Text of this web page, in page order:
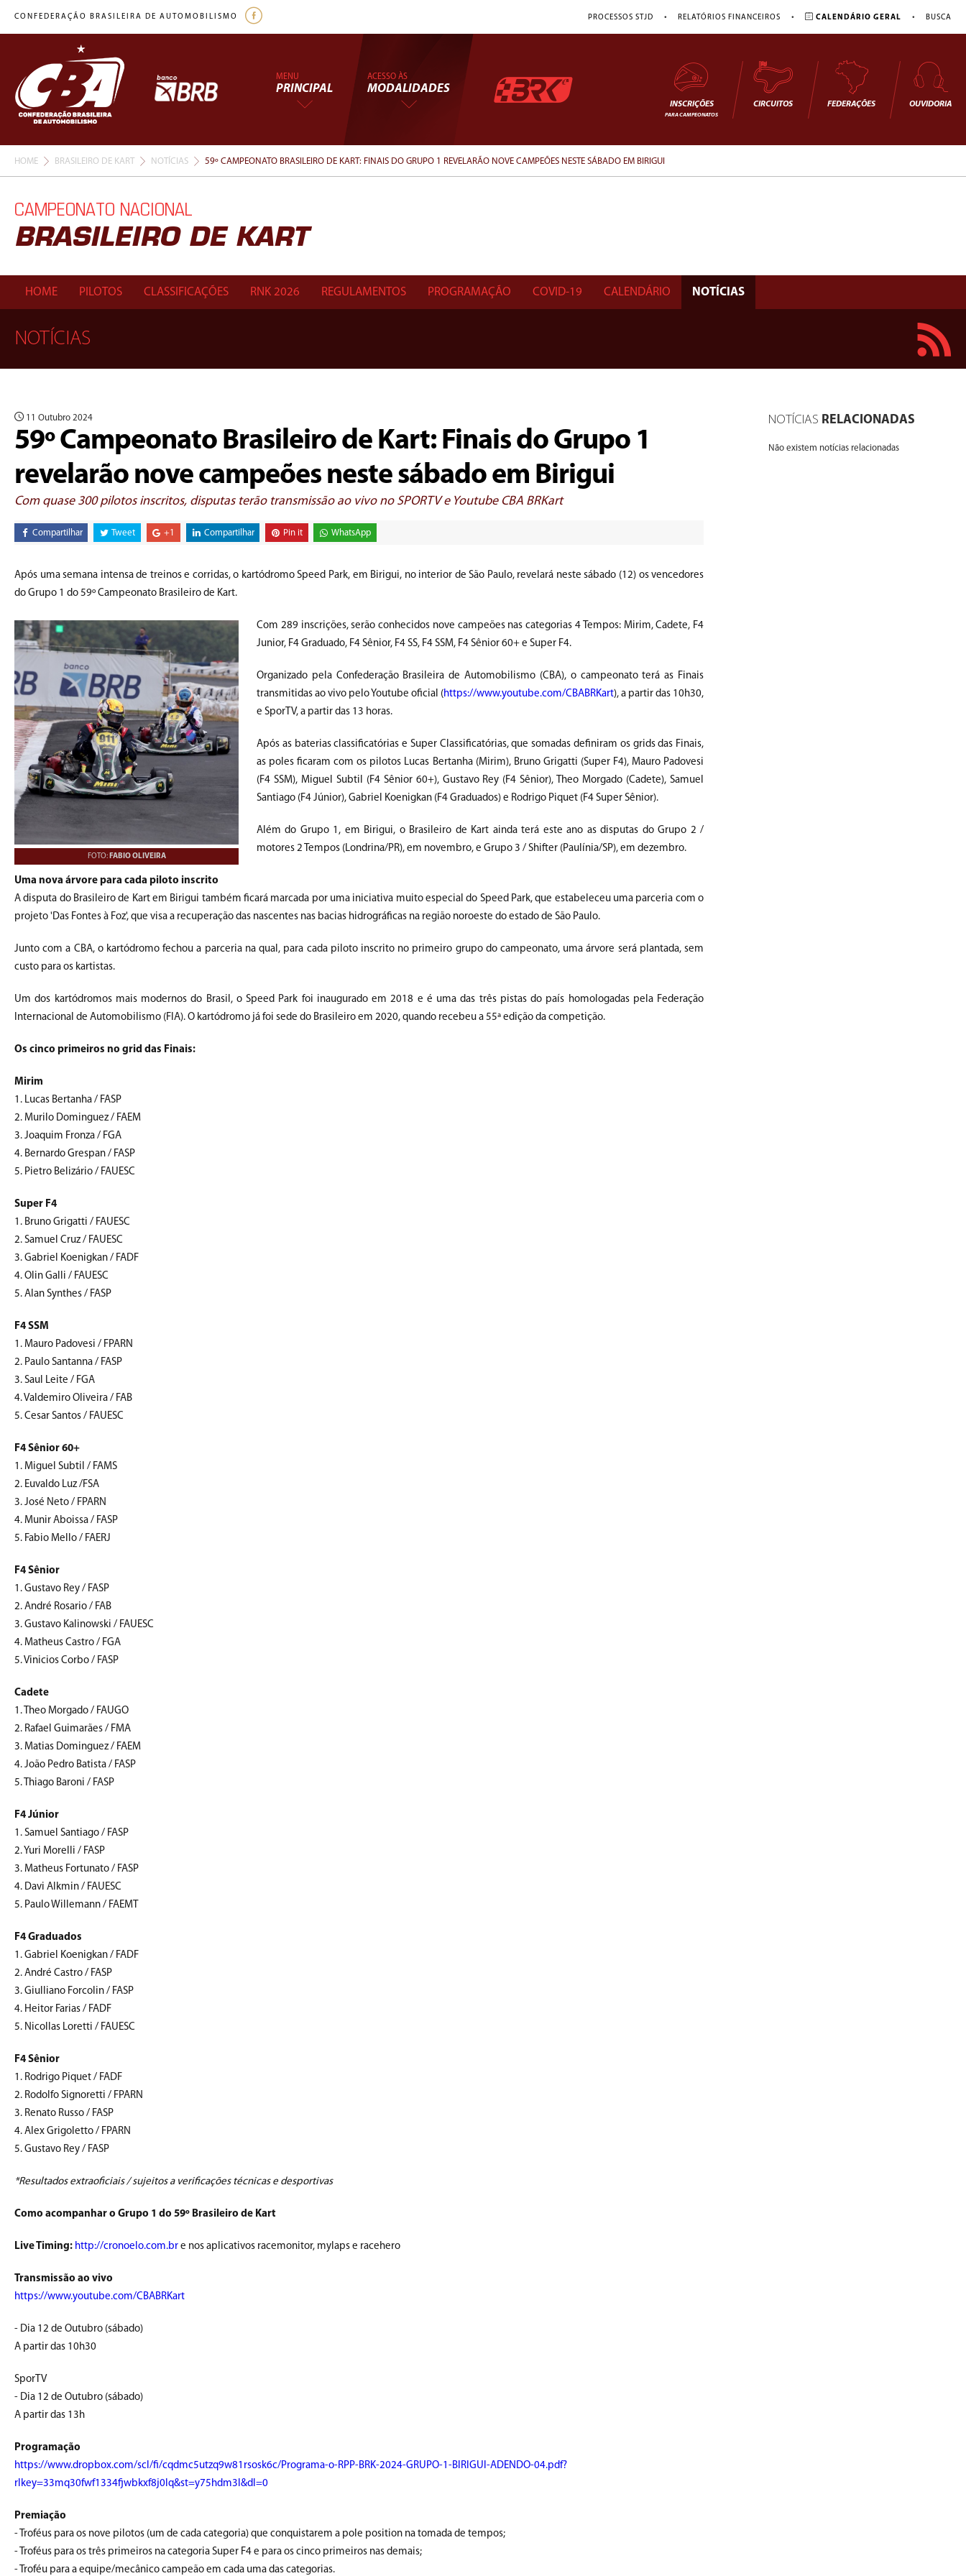
CONFEDERAÇÃO BRASILEIRA DE AUTOMOBILISMO PROCESSOS STJD • RELATÓRIOS FINANCEIROS • CALENDÁRIO GERAL • BUSCA
MENU
PRINCIPAL
ACESSO ÀS
MODALIDADES
INSCRIÇÕES
PARA CAMPEONATOS
CIRCUITOS FEDERAÇÕES OUVIDORIA
HOME BRASILEIRO DE KART NOTÍCIAS 59º CAMPEONATO BRASILEIRO DE KART: FINAIS DO GRUPO 1 REVELARÃO NOVE CAMPEÕES NESTE SÁBADO EM BIRIGUI
CAMPEONATO NACIONAL
BRASILEIRO DE KART
HOME PILOTOS CLASSIFICAÇÕES RNK 2026 REGULAMENTOS PROGRAMAÇÃO COVID-19 CALENDÁRIO NOTÍCIAS
NOTÍCIAS
11 Outubro 2024
59º Campeonato Brasileiro de Kart: Finais do Grupo 1
revelarão nove campeões neste sábado em Birigui
Com quase 300 pilotos inscritos, disputas terão transmissão ao vivo no SPORTV e Youtube CBA BRKart
Compartilhar Tweet +1 Compartilhar Pin it WhatsApp
Após uma semana intensa de treinos e corridas, o kartódromo Speed Park, em Birigui, no interior de São Paulo, revelará neste sábado (12) os vencedores
do Grupo 1 do 59º Campeonato Brasileiro de Kart.
FOTO: FABIO OLIVEIRA
Com 289 inscrições, serão conhecidos nove campeões nas categorias 4 Tempos: Mirim, Cadete, F4
Junior, F4 Graduado, F4 Sênior, F4 SS, F4 SSM, F4 Sênior 60+ e Super F4.
Organizado pela Confederação Brasileira de Automobilismo (CBA), o campeonato terá as Finais
transmitidas ao vivo pelo Youtube oficial (https://www.youtube.com/CBABRKart), a partir das 10h30,
e SporTV, a partir das 13 horas.
Após as baterias classificatórias e Super Classificatórias, que somadas definiram os grids das Finais,
as poles ficaram com os pilotos Lucas Bertanha (Mirim), Bruno Grigatti (Super F4), Mauro Padovesi
(F4 SSM), Miguel Subtil (F4 Sênior 60+), Gustavo Rey (F4 Sênior), Theo Morgado (Cadete), Samuel
Santiago (F4 Júnior), Gabriel Koenigkan (F4 Graduados) e Rodrigo Piquet (F4 Super Sênior).
Além do Grupo 1, em Birigui, o Brasileiro de Kart ainda terá este ano as disputas do Grupo 2 /
motores 2 Tempos (Londrina/PR), em novembro, e Grupo 3 / Shifter (Paulínia/SP), em dezembro.
Uma nova árvore para cada piloto inscrito
A disputa do Brasileiro de Kart em Birigui também ficará marcada por uma iniciativa muito especial do Speed Park, que estabeleceu uma parceria com o
projeto 'Das Fontes à Foz', que visa a recuperação das nascentes nas bacias hidrográficas na região noroeste do estado de São Paulo.
Junto com a CBA, o kartódromo fechou a parceria na qual, para cada piloto inscrito no primeiro grupo do campeonato, uma árvore será plantada, sem
custo para os kartistas.
Um dos kartódromos mais modernos do Brasil, o Speed Park foi inaugurado em 2018 e é uma das três pistas do país homologadas pela Federação
Internacional de Automobilismo (FIA). O kartódromo já foi sede do Brasileiro em 2020, quando recebeu a 55ª edição da competição.
Os cinco primeiros no grid das Finais:
Mirim
1. Lucas Bertanha / FASP
2. Murilo Dominguez / FAEM
3. Joaquim Fronza / FGA
4. Bernardo Grespan / FASP
5. Pietro Belizário / FAUESC
Super F4
1. Bruno Grigatti / FAUESC
2. Samuel Cruz / FAUESC
3. Gabriel Koenigkan / FADF
4. Olin Galli / FAUESC
5. Alan Synthes / FASP
F4 SSM
1. Mauro Padovesi / FPARN
2. Paulo Santanna / FASP
3. Saul Leite / FGA
4. Valdemiro Oliveira / FAB
5. Cesar Santos / FAUESC
F4 Sênior 60+
1. Miguel Subtil / FAMS
2. Euvaldo Luz /FSA
3. José Neto / FPARN
4. Munir Aboissa / FASP
5. Fabio Mello / FAERJ
F4 Sênior
1. Gustavo Rey / FASP
2. André Rosario / FAB
3. Gustavo Kalinowski / FAUESC
4. Matheus Castro / FGA
5. Vinicios Corbo / FASP
Cadete
1. Theo Morgado / FAUGO
2. Rafael Guimarães / FMA
3. Matias Dominguez / FAEM
4. João Pedro Batista / FASP
5. Thiago Baroni / FASP
F4 Júnior
1. Samuel Santiago / FASP
2. Yuri Morelli / FASP
3. Matheus Fortunato / FASP
4. Davi Alkmin / FAUESC
5. Paulo Willemann / FAEMT
F4 Graduados
1. Gabriel Koenigkan / FADF
2. André Castro / FASP
3. Giulliano Forcolin / FASP
4. Heitor Farias / FADF
5. Nicollas Loretti / FAUESC
F4 Sênior
1. Rodrigo Piquet / FADF
2. Rodolfo Signoretti / FPARN
3. Renato Russo / FASP
4. Alex Grigoletto / FPARN
5. Gustavo Rey / FASP
*Resultados extraoficiais / sujeitos a verificações técnicas e desportivas
Como acompanhar o Grupo 1 do 59º Brasileiro de Kart
Live Timing: http://cronoelo.com.br e nos aplicativos racemonitor, mylaps e racehero
Transmissão ao vivo
https://www.youtube.com/CBABRKart
- Dia 12 de Outubro (sábado)
A partir das 10h30
SporTV
- Dia 12 de Outubro (sábado)
A partir das 13h
Programação
https://www.dropbox.com/scl/fi/cqdmc5utzq9w81rsosk6c/Programa-o-RPP-BRK-2024-GRUPO-1-BIRIGUI-ADENDO-04.pdf?
rlkey=33mq30fwf1334fjwbkxf8j0lq&st=y75hdm3l&dl=0
Premiação
- Troféus para os nove pilotos (um de cada categoria) que conquistarem a pole position na tomada de tempos;
- Troféus para os três primeiros na categoria Super F4 e para os cinco primeiros nas demais;
- Troféu para a equipe/mecânico campeão em cada uma das categorias.
NOTÍCIAS RELACIONADAS
Não existem notícias relacionadas